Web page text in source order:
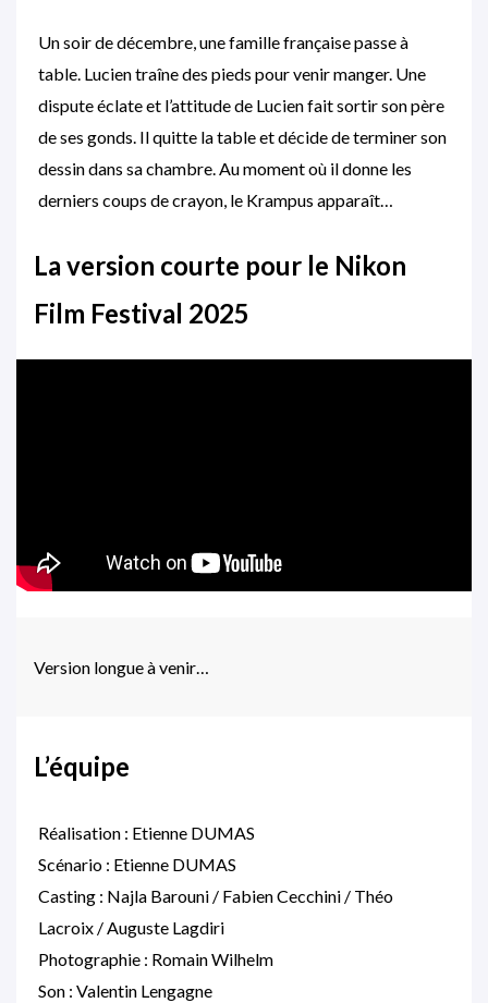
Un soir de décembre, une famille française passe à
table. Lucien traîne des pieds pour venir manger. Une
dispute éclate et l’attitude de Lucien fait sortir son père
de ses gonds. Il quitte la table et décide de terminer son
dessin dans sa chambre. Au moment où il donne les
derniers coups de crayon, le Krampus apparaît…
La version courte pour le Nikon
Film Festival 2025
Version longue à venir…
L’équipe
Réalisation : Etienne DUMAS
Scénario : Etienne DUMAS
Casting : Najla Barouni / Fabien Cecchini / Théo
Lacroix / Auguste Lagdiri
Photographie : Romain Wilhelm
Son : Valentin Lengagne